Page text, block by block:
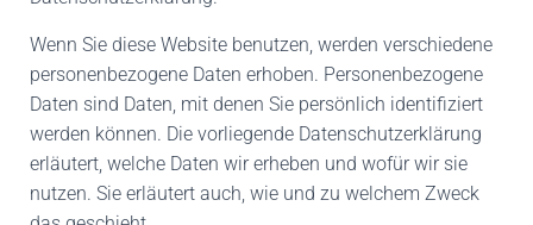
Wenn Sie diese Website benutzen, werden verschiedene
personenbezogene Daten erhoben. Personenbezogene
Daten sind Daten, mit denen Sie persönlich identifiziert
werden können. Die vorliegende Datenschutzerklärung
erläutert, welche Daten wir erheben und wofür wir sie
nutzen. Sie erläutert auch, wie und zu welchem Zweck